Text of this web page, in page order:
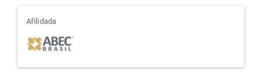
afiliada
Afilidada